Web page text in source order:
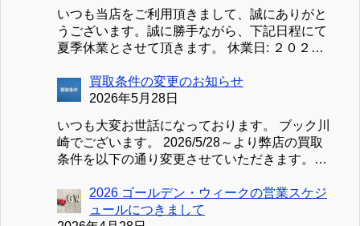
いつも当店をご利用頂きまして、誠にありがと
うございます。誠に勝手ながら、下記日程にて
夏季休業とさせて頂きます。 休業日: ２０２６
①買取受付につきまして ２０２６／８／１０
（月）～２０２６／８／１６（日）まで買取受
り受付・査定を行いますが、混雑状況により査
定完了が遅延する場合がございます。予めご了
承ください。 ②お見積り、お問合せにつきまし
返信が８／１７（月）以降になる場合がござい
ます。 ③【処分用】お引き取りにつきまして
買取条件の変更のお知らせ
2026年5月28日
いつも大変お世話になっております。 ブック川
崎でございます。 2026/5/28～より弊店の買取
条件を以下の通り変更させていただきます。
品30点以上（変更前20点）、または、事前見積
の合計金額が3,000円（変更前2,000円）以上よ
2026 ゴールデン・ウィークの営業スケジ
ュールにつきまして